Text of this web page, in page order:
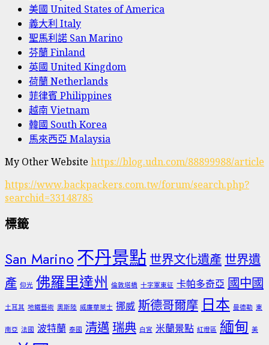
美國 United States of America
義大利 Italy
聖馬利諾 San Marino
芬蘭 Finland
英國 United Kingdom
荷蘭 Netherlands
菲律賓 Philippines
越南 Vietnam
韓國 South Korea
馬來西亞 Malaysia
My Other Website https://blog.udn.com/88899988/article
https://www.backpackers.com.tw/forum/search.php?
searchid=33148785
標籤
San Marino 不丹景點 世界文化遺產 世界遺
產 仰光 佛羅里達州 倫敦塔橋 十字軍東征 卡帕多奇亞 國中國
土耳其 地鐵藝術 奧斯陸 威廉華萊士 挪威 斯德哥爾摩 日本 曼德勒 東
南亞 法國 波特蘭 泰國 清邁 瑞典 白宮 米蘭景點 紅燈區 緬甸 美